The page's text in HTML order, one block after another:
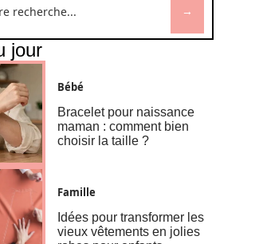
jour
Bébé
Bracelet pour naissance
maman : comment bien
choisir la taille ?
Famille
Idées pour transformer les
vieux vêtements en jolies